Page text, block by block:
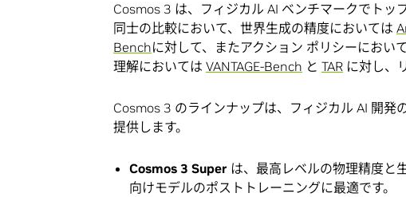
Cosmos 3 は、フィジカル AI ベンチマークでトッ
同士の比較において、世界生成の精度においては
Benchに対して、またアクション ポリシーにおい
理解においては VANTAGE-Bench と TAR に対し、
Cosmos 3 のラインナップは、フィジカル AI 開
提供します。
Cosmos 3 Super は、最高レベルの物理精度と
向けモデルのポストトレーニングに最適です。